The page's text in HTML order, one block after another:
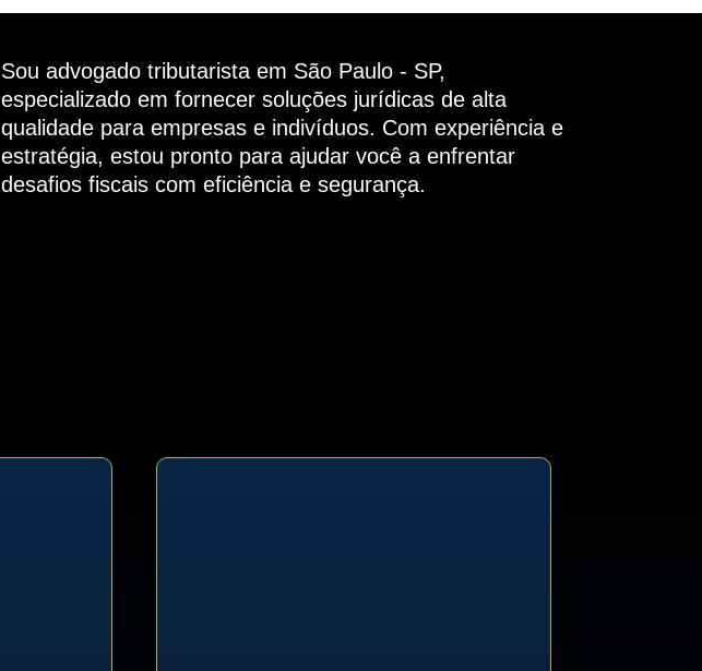
Sou advogado tributarista em São Paulo - SP,
especializado em fornecer soluções jurídicas de alta
qualidade para empresas e indivíduos. Com experiência e
estratégia, estou pronto para ajudar você a enfrentar
desafios fiscais com eficiência e segurança.